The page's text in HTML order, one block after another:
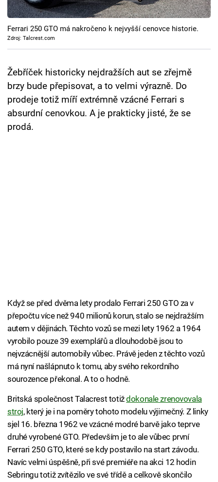
Cool Esport
Pořady
Sledujte prima+
Přihlášení
Ferrari 250 GTO má nakročeno k nejvyšší cenovce historie.
Zdroj: Talcrest.com
Žebříček historicky nejdražších aut se zřejmě
brzy bude přepisovat, a to velmi výrazně. Do
prodeje totiž míří extrémně vzácné Ferrari s
absurdní cenovkou. A je prakticky jisté, že se
prodá.
Když se před dvěma lety prodalo Ferrari 250 GTO za v
přepočtu více než 940 milionů korun, stalo se nejdražším
autem v dějinách. Těchto vozů se mezi lety 1962 a 1964
vyrobilo pouze 39 exemplářů a dlouhodobě jsou to
nejvzácnější automobily vůbec. Právě jeden z těchto vozů
má nyní našlápnuto k tomu, aby svého rekordního
sourozence překonal. A to o hodně.
Britská společnost Talacrest totiždokonale zrenovovala
stroj, který je i na poměry tohoto modelu výjimečný. Z linky
sjel 16. března 1962 ve vzácné modré barvě jako teprve
druhé vyrobené GTO. Především je to ale vůbec první
Ferrari 250 GTO, které se kdy postavilo na start závodu.
Navíc velmi úspěšně, při své premiéře na akci 12 hodin
Sebringu totiž zvítězilo ve své třídě a celkově skončilo